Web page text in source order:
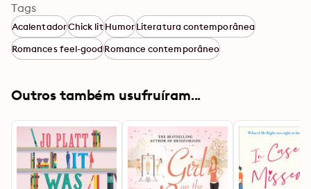
Tags
AcalentadorChick litHumorLiteratura contemporânea
Romances feel-goodRomance contemporâneo
Outros também usufruíram...